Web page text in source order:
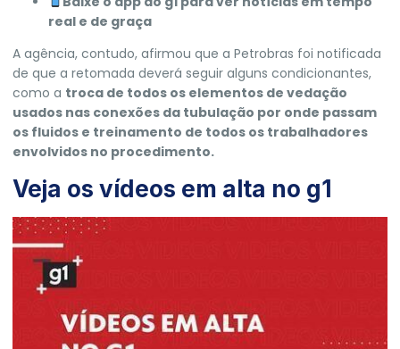
real e de graça
A agência, contudo, afirmou que a Petrobras foi notificada
de que a retomada deverá seguir alguns condicionantes,
como a troca de todos os elementos de vedação
usados nas conexões da tubulação por onde passam
os fluidos e treinamento de todos os trabalhadores
envolvidos no procedimento.
Veja os vídeos em alta no g1